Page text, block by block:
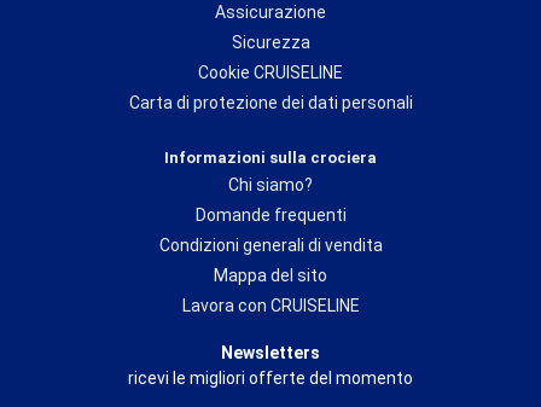
Assicurazione
Sicurezza
Cookie CRUISELINE
Carta di protezione dei dati personali
Informazioni sulla crociera
Chi siamo?
Domande frequenti
Condizioni generali di vendita
Mappa del sito
Lavora con CRUISELINE
Newsletters
ricevi le migliori offerte del momento